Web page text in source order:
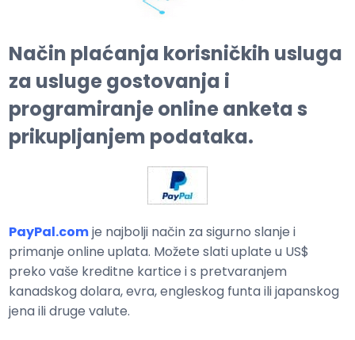
Način plaćanja korisničkih usluga
za usluge gostovanja i
programiranje online anketa s
prikupljanjem podataka.
PayPal.comje najbolji način za sigurno slanje i
primanje online uplata. Možete slati uplate u US$
preko vaše kreditne kartice i s pretvaranjem
kanadskog dolara, evra, engleskog funta ili japanskog
jena ili druge valute.